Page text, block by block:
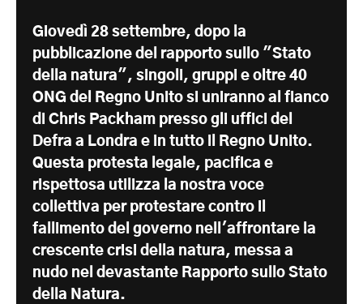
Giovedì 28 settembre, dopo la
pubblicazione del rapporto sullo "Stato
della natura", singoli, gruppi e oltre 40
ONG del Regno Unito si uniranno al fianco
di Chris Packham presso gli uffici del
Defra a Londra e in tutto il Regno Unito.
Questa protesta legale, pacifica e
rispettosa utilizza la nostra voce
collettiva per protestare contro il
fallimento del governo nell'affrontare la
crescente crisi della natura, messa a
nudo nel devastante Rapporto sullo Stato
della Natura.